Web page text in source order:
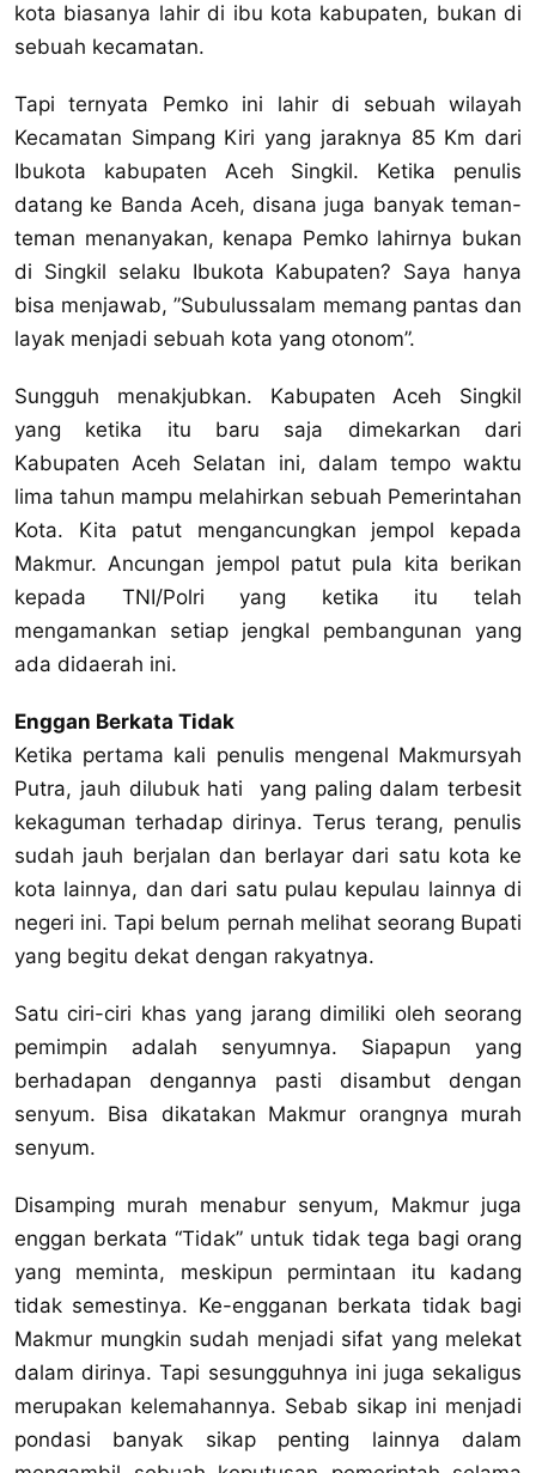
kota biasanya lahir di ibu kota kabupaten, bukan di
sebuah kecamatan.
Tapi ternyata Pemko ini lahir di sebuah wilayah
Kecamatan Simpang Kiri yang jaraknya 85 Km dari
Ibukota kabupaten Aceh Singkil. Ketika penulis
datang ke Banda Aceh, disana juga banyak teman-
teman menanyakan, kenapa Pemko lahirnya bukan
di Singkil selaku Ibukota Kabupaten? Saya hanya
bisa menjawab, ”Subulussalam memang pantas dan
layak menjadi sebuah kota yang otonom”.
Sungguh menakjubkan. Kabupaten Aceh Singkil
yang ketika itu baru saja dimekarkan dari
Kabupaten Aceh Selatan ini, dalam tempo waktu
lima tahun mampu melahirkan sebuah Pemerintahan
Kota. Kita patut mengancungkan jempol kepada
Makmur. Ancungan jempol patut pula kita berikan
kepada TNI/Polri yang ketika itu telah
mengamankan setiap jengkal pembangunan yang
ada didaerah ini.
Enggan Berkata Tidak
Ketika pertama kali penulis mengenal Makmursyah
Putra, jauh dilubuk hati yang paling dalam terbesit
kekaguman terhadap dirinya. Terus terang, penulis
sudah jauh berjalan dan berlayar dari satu kota ke
kota lainnya, dan dari satu pulau kepulau lainnya di
negeri ini. Tapi belum pernah melihat seorang Bupati
yang begitu dekat dengan rakyatnya.
Satu ciri-ciri khas yang jarang dimiliki oleh seorang
pemimpin adalah senyumnya. Siapapun yang
berhadapan dengannya pasti disambut dengan
senyum. Bisa dikatakan Makmur orangnya murah
senyum.
Disamping murah menabur senyum, Makmur juga
enggan berkata “Tidak” untuk tidak tega bagi orang
yang meminta, meskipun permintaan itu kadang
tidak semestinya. Ke-engganan berkata tidak bagi
Makmur mungkin sudah menjadi sifat yang melekat
dalam dirinya. Tapi sesungguhnya ini juga sekaligus
merupakan kelemahannya. Sebab sikap ini menjadi
pondasi banyak sikap penting lainnya dalam